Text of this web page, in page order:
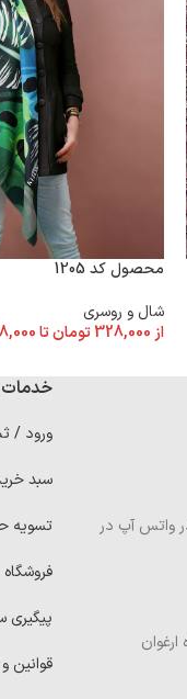
محصول کد 1205
شال و روسری
از328,000 تومانتا
واتس آپ در
خدمات
ورود /
سبد
تسویه
فروشگاه
پیگیری
قوانین